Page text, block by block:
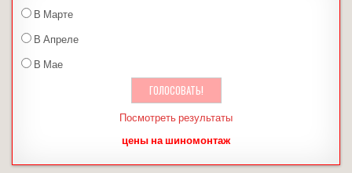
В Марте
В Апреле
В Мае
Посмотреть результаты
цены на шиномонтаж